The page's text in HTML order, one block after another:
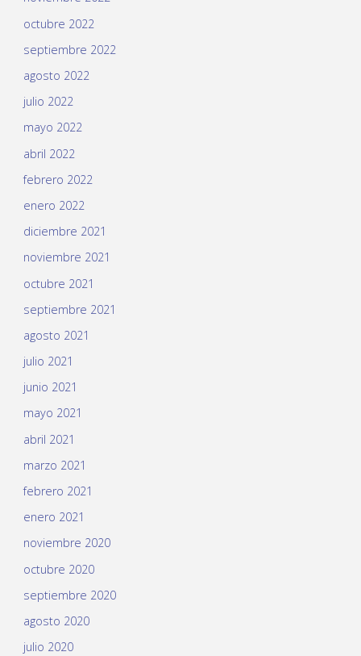
octubre 2022
septiembre 2022
agosto 2022
julio 2022
mayo 2022
abril 2022
febrero 2022
enero 2022
diciembre 2021
noviembre 2021
octubre 2021
septiembre 2021
agosto 2021
julio 2021
junio 2021
mayo 2021
abril 2021
marzo 2021
febrero 2021
enero 2021
noviembre 2020
octubre 2020
septiembre 2020
agosto 2020
julio 2020